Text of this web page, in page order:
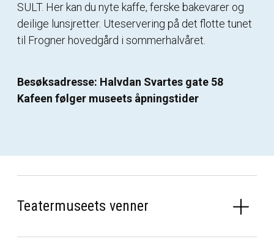
SULT. Her kan du nyte kaffe, ferske bakevarer og
deilige lunsjretter. Uteservering på det flotte tunet
til Frogner hovedgård i sommerhalvåret.
Besøksadresse: Halvdan Svartes gate 58
Kafeen følger museets åpningstider
Teatermuseets venner